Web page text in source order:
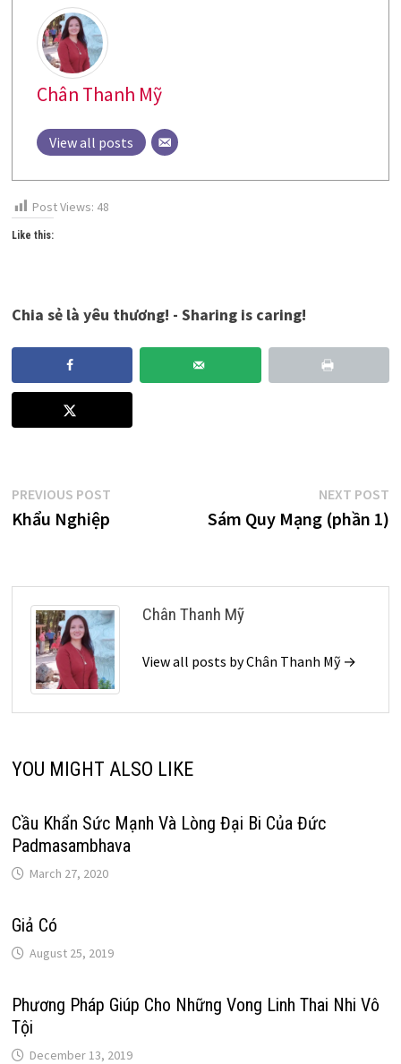
Chân Thanh Mỹ
View all posts
Post Views: 48
Like this:
Chia sẻ là yêu thương! - Sharing is caring!
Post
navigation
PREVIOUS POSTPrevious
Khẩu Nghiệp
NEXT POST
Sám Quy Mạng (phần 1)
Chân Thanh Mỹ
View all posts by Chân Thanh Mỹ →
YOU MIGHT ALSO LIKE
Cầu Khẩn Sức Mạnh Và Lòng Đại Bi Của Đức
Padmasambhava
March 27, 2020
Giả Có
August 25, 2019
Phương Pháp Giúp Cho Những Vong Linh Thai Nhi Vô
Tội
December 13, 2019